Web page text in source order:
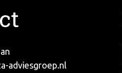
adviesgroep.nl